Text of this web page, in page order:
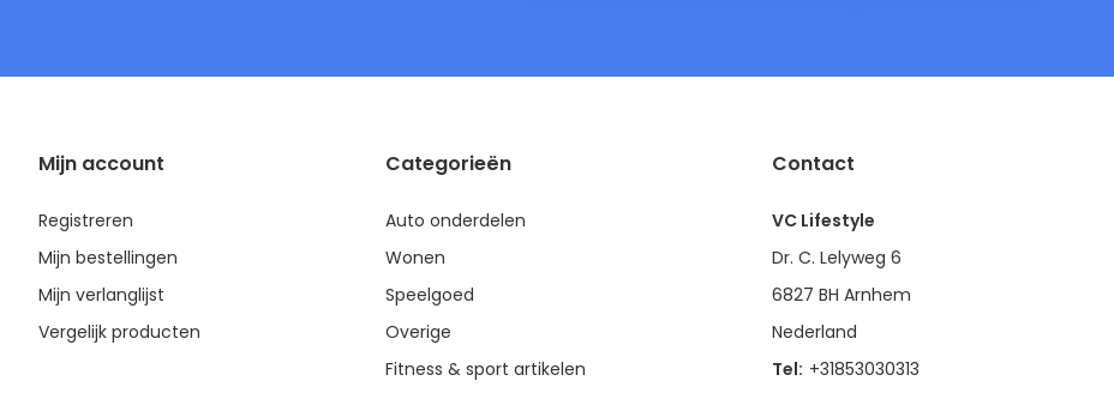
Mijn account
Registreren
Mijn bestellingen
Mijn verlanglijst
Vergelijk producten
Categorieën
Auto onderdelen
Wonen
Speelgoed
Overige
Fitness & sport artikelen
Contact
VC Lifestyle
Dr. C. Lelyweg 6
6827 BH Arnhem
Nederland
Tel: +31853030313